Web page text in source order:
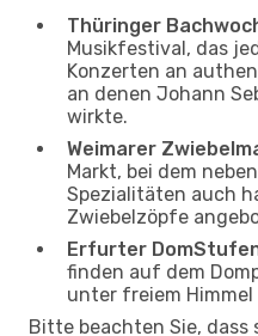
Thüringer
Musikfestival, das
Konzerten an
an denen Johann
wirkte.
Weimarer
Markt, bei dem
Spezialitäten auch
Zwiebelzöpfe
Erfurter
finden auf dem
unter freiem
Bitte beachten Sie, dass